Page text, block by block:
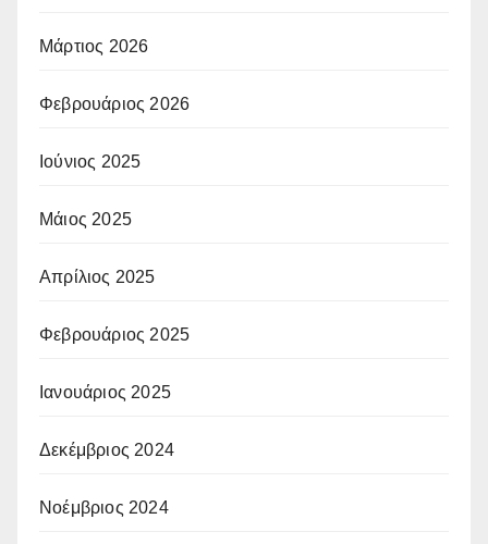
Μάρτιος 2026
Φεβρουάριος 2026
Ιούνιος 2025
Μάιος 2025
Απρίλιος 2025
Φεβρουάριος 2025
Ιανουάριος 2025
Δεκέμβριος 2024
Νοέμβριος 2024